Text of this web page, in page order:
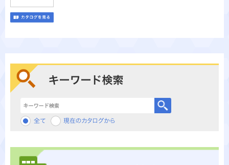
キーワード検索